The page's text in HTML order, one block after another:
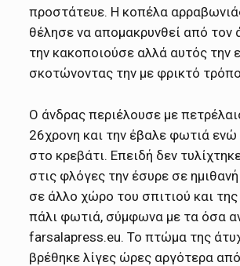
προστάτευε. Η κοπέλα
θέλησε να απομακρυνθεί από τον
την κακοποιούσε αλλά αυτός την
σκοτώνοντας την με φρικτό
Ο άνδρας περιέλουσε με
26χρονη και την έβαλε φωτιά ενώ
στο κρεβάτι. Επειδή δεν
στις φλόγες την έσυρε σε
σε άλλο χώρο του σπιτιού και της
πάλι φωτιά, σύμφωνα με τα όσα
farsalapress.eu. Το πτώμα της
βρέθηκε λίγες ώρες αργότερα